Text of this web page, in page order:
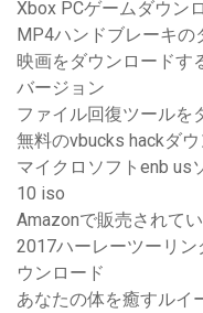
Xbox PCゲームダウン
MP4ハンドブレーキの
映画をダウンロードす
バージョン
ファイル回復ツールを
無料のvbucks hackダ
マイクロソフトenb us
10 iso
Amazonで販売されて
2017ハーレーツーリ
ウンロード
あなたの体を癒すルイ